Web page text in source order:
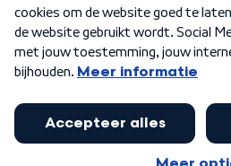
Algemene voorwaarden